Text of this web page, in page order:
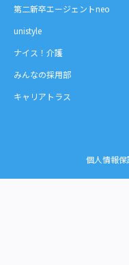
第二新卒エージェントneo
unistyle
ナイス！介護
みんなの採用部
キャリアトラス
個人情報